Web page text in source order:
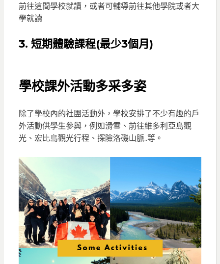
前往這間學校就讀，或者可輔導前往其他學院或者大
學就讀
3. 短期體驗課程(最少3個月)
學校課外活動多采多姿
除了學校內的社團活動外，學校安排了不少有趣的戶
外活動供學生參與，例如滑雪、前往維多利亞島觀
光、宏比島觀光行程、探險洛磯山脈..等。